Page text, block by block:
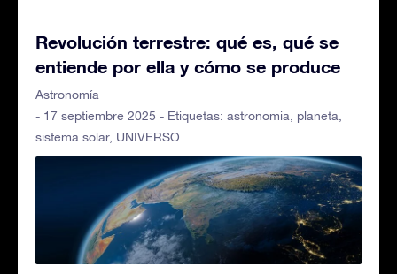
Revolución terrestre: qué es, qué se
entiende por ella y cómo se produce
Astronomía
- 17 septiembre 2025 - Etiquetas: astronomia planeta
sistema solar, UNIVERSO